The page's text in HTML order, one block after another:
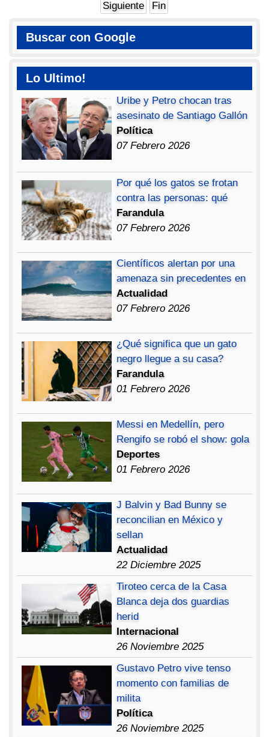
Siguiente Fin
Buscar con Google
Lo Ultimo!
Uribe y Petro chocan tras
asesinato de Santiago Gallón
Política
07 Febrero 2026
Por qué los gatos se frotan
contra las personas: qué
Farandula
07 Febrero 2026
Científicos alertan por una
amenaza sin precedentes en
Actualidad
07 Febrero 2026
¿Qué significa que un gato
negro llegue a su casa?
Farandula
01 Febrero 2026
Messi en Medellín, pero
Rengifo se robó el show: gola
Deportes
01 Febrero 2026
J Balvin y Bad Bunny se
reconcilian en México y
sellan
Actualidad
22 Diciembre 2025
Tiroteo cerca de la Casa
Blanca deja dos guardias
herid
Internacional
26 Noviembre 2025
Gustavo Petro vive tenso
momento con familias de
milita
Política
26 Noviembre 2025